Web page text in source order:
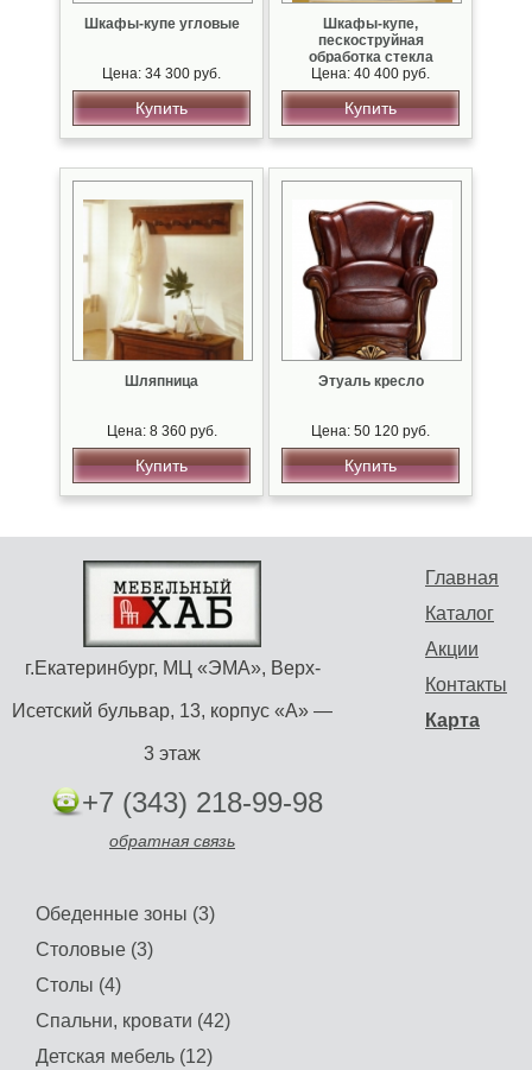
Шкафы-купе угловые
Цена: 34 300 руб.
Купить
Шкафы-купе,
пескоструйная
обработка стекла
Цена: 40 400 руб.
Купить
Шляпница
Цена: 8 360 руб.
Купить
Этуаль кресло
Цена: 50 120 руб.
Купить
Главная
Каталог
Акции
Контакты
Карта
г.Екатеринбург, МЦ «ЭМА», Верх-
Исетский бульвар, 13, корпус «А» —
3 этаж
+7 (343) 218-99-98
обратная связь
Обеденные зоны (3)
Столовые (3)
Столы (4)
Спальни, кровати (42)
Детская мебель (12)